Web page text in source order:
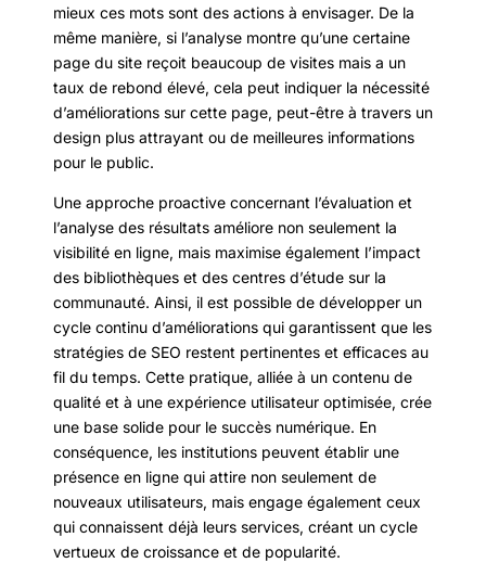
mieux ces mots sont des actions à envisager. De la
même manière, si l’analyse montre qu’une certaine
page du site reçoit beaucoup de visites mais a un
taux de rebond élevé, cela peut indiquer la nécessité
d’améliorations sur cette page, peut-être à travers un
design plus attrayant ou de meilleures informations
pour le public.
Une approche proactive concernant l’évaluation et
l’analyse des résultats améliore non seulement la
visibilité en ligne, mais maximise également l’impact
des bibliothèques et des centres d’étude sur la
communauté. Ainsi, il est possible de développer un
cycle continu d’améliorations qui garantissent que les
stratégies de SEO restent pertinentes et efficaces au
fil du temps. Cette pratique, alliée à un contenu de
qualité et à une expérience utilisateur optimisée, crée
une base solide pour le succès numérique. En
conséquence, les institutions peuvent établir une
présence en ligne qui attire non seulement de
nouveaux utilisateurs, mais engage également ceux
qui connaissent déjà leurs services, créant un cycle
vertueux de croissance et de popularité.